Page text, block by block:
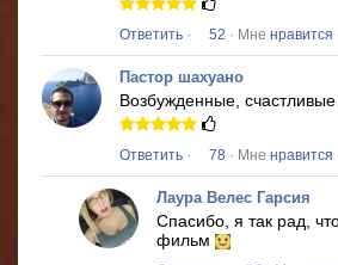
Ответить · 52 · Мне нравится
Пастор шахуано
Возбужденные,
Ответить · 78 · Мне нравится
Лаура Велес Гарсия
Спасибо, я так рад,
фильм